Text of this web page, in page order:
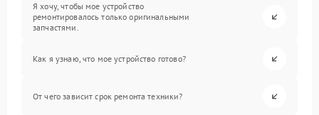
Я хочу, чтобы мое устройство
ремонтировалось только оригинальными
запчастями.
Как я узнаю, что мое устройство готово?
От чего зависит срок ремонта техники?